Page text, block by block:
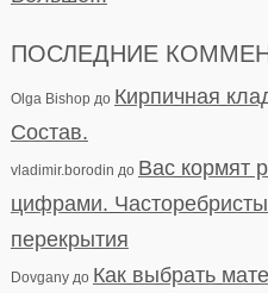
ПОСЛЕДНИЕ
Olga Bishopдо Кирпичная
Состав.
vladimir.borodin до Вас кормят
цифрами.
перекрытия
Dovganyдо Как выбрать